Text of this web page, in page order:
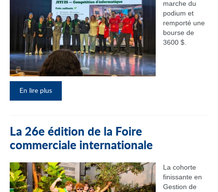
marche du
podium et
remporté une
bourse de
3600 $.
En lire plus
La 26e édition de la Foire
commerciale internationale
La cohorte
finissante en
Gestion de